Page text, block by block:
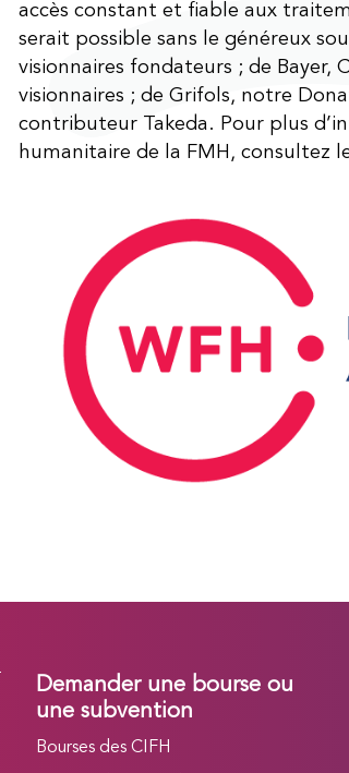
accès constant et fiable aux
serait possible sans le généreux
visionnaires fondateurs ; de Bayer,
visionnaires ; de Grifols, notre
contributeur Takeda. Pour plus
humanitaire de la FMH, consultez
Demander une bourse ou
une subvention
Bourses des CIFH